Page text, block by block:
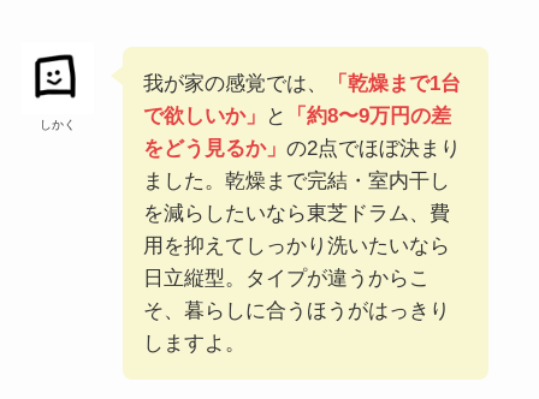
しかく
我が家の感覚では、
「乾燥まで1台
で欲しいか」
と
「約8〜9万円の差
をどう見るか」 の2点でほぼ決まり
ました。乾燥まで完結・室内干し
を減らしたいなら東芝ドラム、費
用を抑えてしっかり洗いたいなら
日立縦型。タイプが違うからこ
そ、暮らしに合うほうがはっきり
しますよ。